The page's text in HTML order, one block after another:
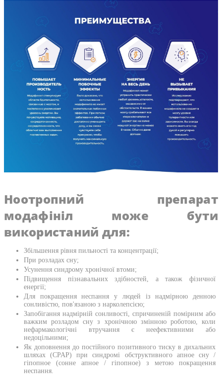
Ноотропний препарат
модафініл може бути
використаний для:
Збільшення рівня пильності та концентрації;
При розладах сну;
Усунення синдрому хронічної втоми;
Підвищення пізнавальних здібностей, а також фізичної
енергії;
Для покращення неспання у людей із надмірною денною
сонливістю, пов'язаною з нарколепсією;
Запобігання надмірній сонливості, спричиненій помірним або
важким розладом сну з хронічною змінною роботою, коли
нефармакологічні втручання є неефективними або
недоцільними;
Як доповнення до постійного позитивного тиску в дихальних
шляхах (CPAP) при синдромі обструктивного апное сну /
гіпопное (сонне апное / гіпопное) з метою покращення
неспання.